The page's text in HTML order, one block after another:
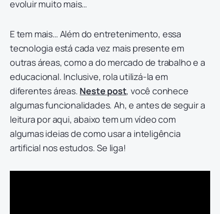
evoluir muito mais…
E tem mais… Além do entretenimento, essa
tecnologia está cada vez mais presente em
outras áreas, como a do mercado de trabalho e a
educacional. Inclusive, rola utilizá-la em
diferentes áreas. Neste post, você conhece
algumas funcionalidades. Ah, e antes de seguir a
leitura por aqui, abaixo tem um vídeo com
algumas ideias de como usar a inteligência
artificial nos estudos. Se liga!